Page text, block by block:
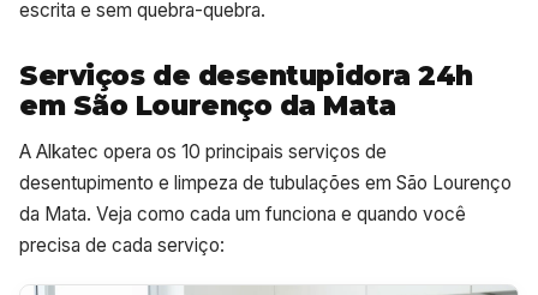
escrita e sem quebra-quebra.
Serviços de desentupidora 24h
em São Lourenço da Mata
A Alkatec opera os 10 principais serviços de
desentupimento e limpeza de tubulações em São Lourenço
da Mata. Veja como cada um funciona e quando você
precisa de cada serviço: